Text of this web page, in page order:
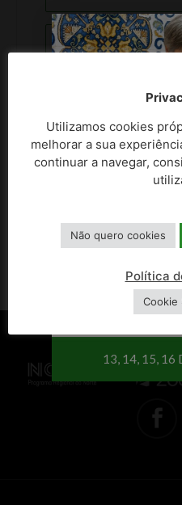
Exportar para
PARTILHAR
Utilizamos cookies
melhorar a sua
continuar a navegar,
Não quero cookies
Política
Cookie
13, 14, 15, 16